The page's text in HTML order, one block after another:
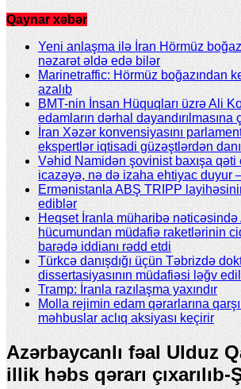
Qaynar xəbər
Yeni anlaşma ilə İran Hörmüz
nəzarət əldə edə bilər
Marinetraffic: Hörmüz boğazından
azalıb
BMT-nin İnsan Hüquqları üzrə Ali
edamların dərhal dayandırılmasına
İran Xəzər konvensiyasını
ekspertlər iqtisadi güzəştlərdən
Vəhid Namidən şovinist baxışa qəti
icazəyə, nə də izaha ehtiyac duyur
Ermənistanla ABŞ TRIPP
ediblər
Heqset İranla müharibə nəticəsində
hücumundan müdafiə raketlərinin
barədə iddianı rədd etdi
Türkcə danışdığı üçün Təbrizdə
dissertasiyasının müdafiəsi ləğv
Tramp: İranla razılaşma yaxındır
Molla rejimin edam qərarlarına
məhbuslar aclıq aksiyası keçirir
Azərbaycanlı fəal Ulduz
illik həbs qərarı çıxarılıb-